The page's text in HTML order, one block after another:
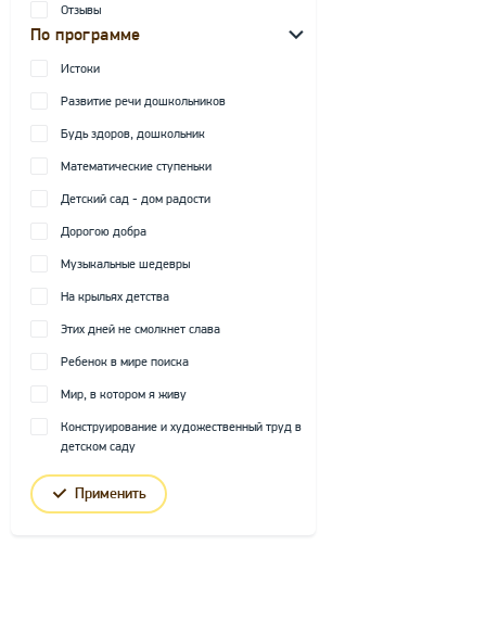
Отзывы
По программе
Истоки
Развитие речи дошкольников
Будь здоров, дошкольник
Математические ступеньки
Детский сад - дом радости
Дорогою добра
Музыкальные шедевры
На крыльях детства
Этих дней не смолкнет слава
Ребенок в мире поиска
Мир, в котором я живу
Конструирование и художественный труд в
детском саду
Применить